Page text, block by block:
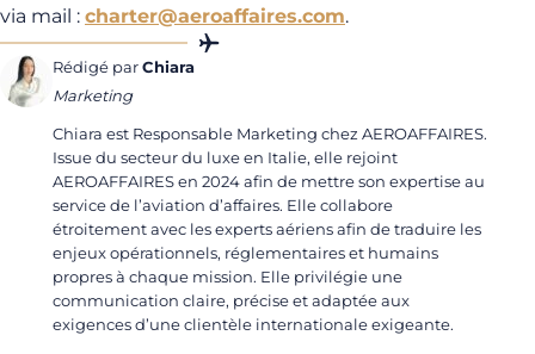
via mail : charter@aeroaffaires.com.
Rédigé parChiara
Marketing
Chiara est Responsable Marketing chez AEROAFFAIRES.
Issue du secteur du luxe en Italie, elle rejoint
AEROAFFAIRES en 2024 afin de mettre son expertise au
service de l’aviation d’affaires. Elle collabore
étroitement avec les experts aériens afin de traduire les
enjeux opérationnels, réglementaires et humains
propres à chaque mission. Elle privilégie une
communication claire, précise et adaptée aux
exigences d’une clientèle internationale exigeante.